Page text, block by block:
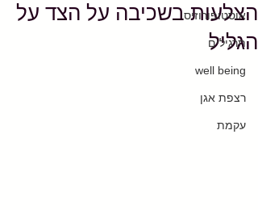
אוסטופורוזיס
תרגילים
well being
רצפת אגן
עקמת
הצלעות בשכיבה על הצד על
הגליל